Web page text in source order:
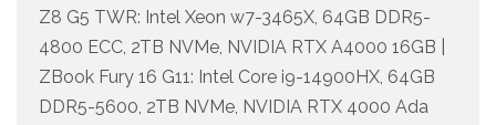
Z8 G5 TWR: Intel Xeon w7-3465X, 64GB DDR5-
4800 ECC, 2TB NVMe, NVIDIA RTX A4000 16GB |
ZBook Fury 16 G11: Intel Core i9-14900HX, 64GB
DDR5-5600, 2TB NVMe, NVIDIA RTX 4000 Ada